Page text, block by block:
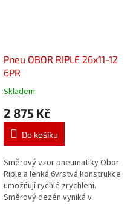
Pneu OBOR RIPLE 26x11-12
6PR
Průměrné
produktu
1,0
5
hvězdiček.
Skladem
2 875 Kč
Do košíku
Směrový vzor pneumatiky Obor
Riple a lehká 6vrstvá konstrukce
umožňují rychlé zrychlení.
Směrový dezén vyniká v